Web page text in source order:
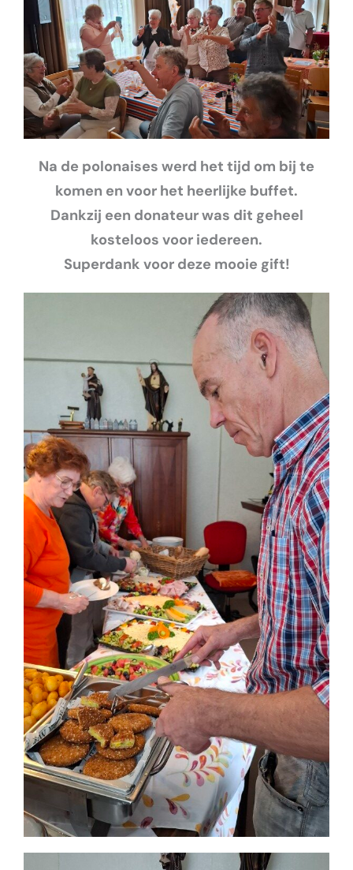
Na de polonaises werd het tijd om bij te
komen en voor het heerlijke buffet.
Dankzij een donateur was dit geheel
kosteloos voor iedereen.
Superdank voor deze mooie gift!